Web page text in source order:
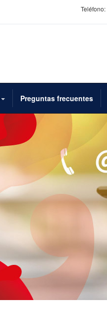
Teléfono:
Preguntas frecuentes